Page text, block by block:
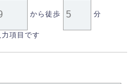
から徒歩 分
項目です